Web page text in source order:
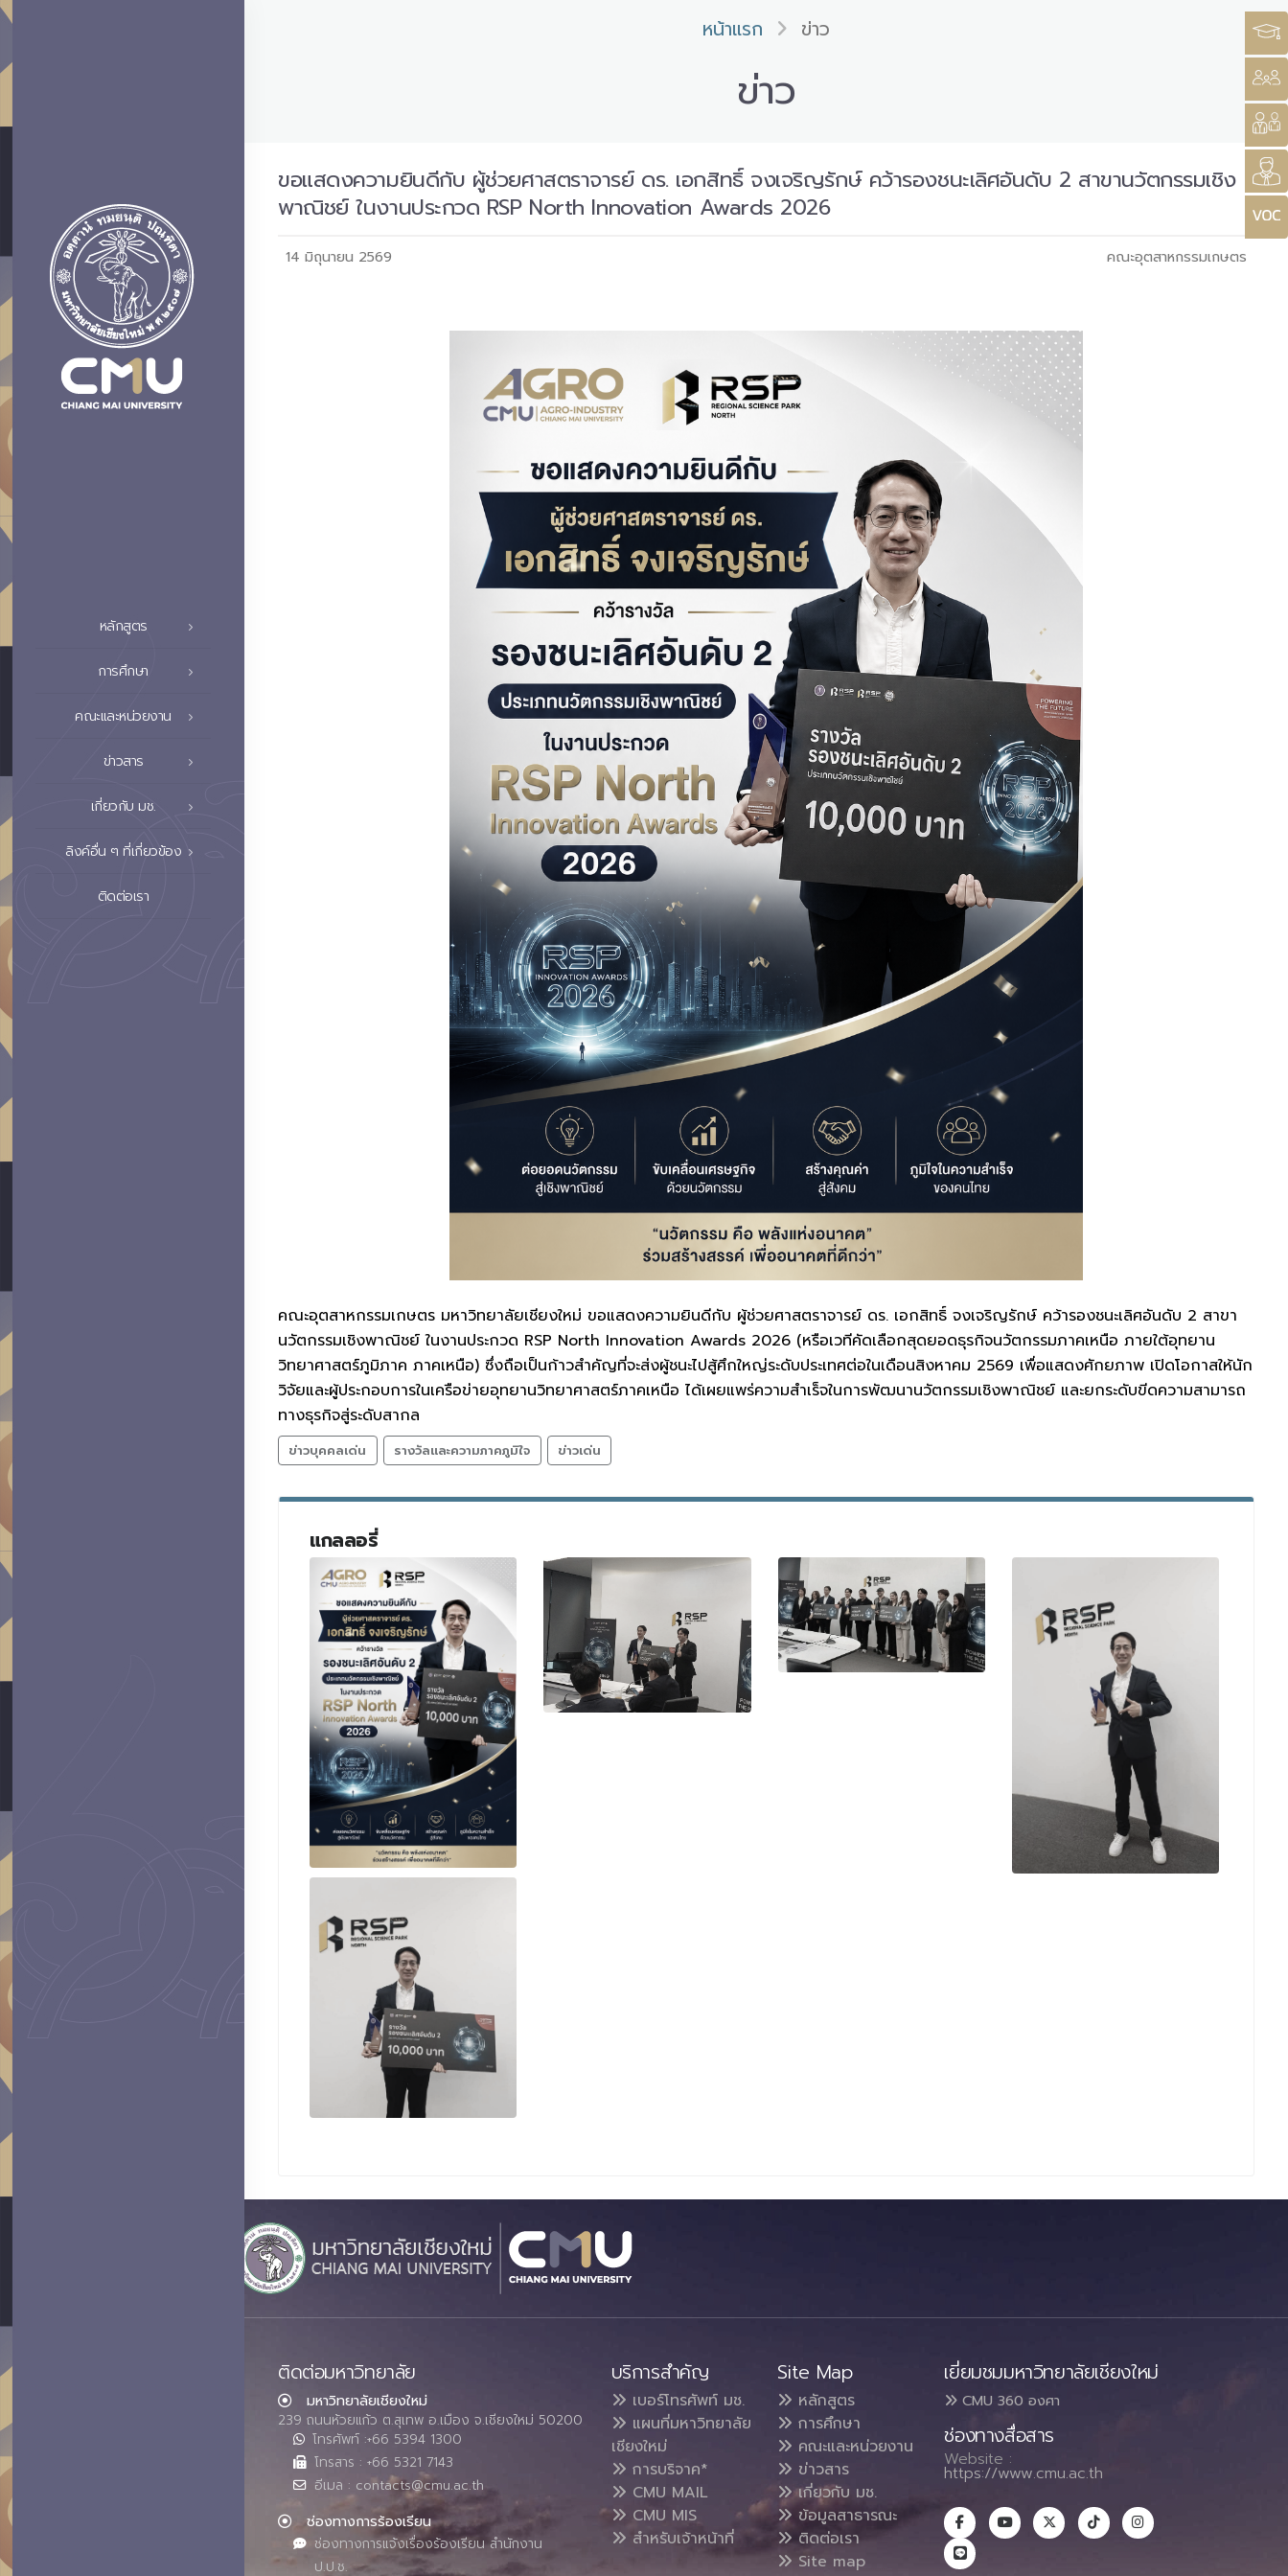
หลักสูตร
การศึกษา
คณะและหน่วยงาน
ข่าวสาร
เกี่ยวกับ มช.
ลิงค์อื่น ๆ ที่เกี่ยวข้อง
ติดต่อเรา
หน้าแรก ข่าว
ข่าว
ขอแสดงความยินดีกับ ผู้ช่วยศาสตราจารย์ ดร. เอกสิทธิ์ จงเจริญรักษ์ คว้ารองชนะเลิศอันดับ 2 สาขานวัตกรรมเชิง
พาณิชย์ ในงานประกวด RSP North Innovation Awards 2026
14 มิถุนายน 2569 คณะอุตสาหกรรมเกษตร
คณะอุตสาหกรรมเกษตร มหาวิทยาลัยเชียงใหม่ ขอแสดงความยินดีกับ ผู้ช่วยศาสตราจารย์ ดร. เอกสิทธิ์ จงเจริญรักษ์ คว้ารองชนะเลิศอันดับ 2 สาขา
นวัตกรรมเชิงพาณิชย์ ในงานประกวด RSP North Innovation Awards 2026 (หรือเวทีคัดเลือกสุดยอดธุรกิจนวัตกรรมภาคเหนือ ภายใต้อุทยาน
วิทยาศาสตร์ภูมิภาค ภาคเหนือ) ซึ่งถือเป็นก้าวสำคัญที่จะส่งผู้ชนะไปสู้ศึกใหญ่ระดับประเทศต่อในเดือนสิงหาคม 2569 เพื่อแสดงศักยภาพ เปิดโอกาสให้นัก
วิจัยและผู้ประกอบการในเครือข่ายอุทยานวิทยาศาสตร์ภาคเหนือ ได้เผยแพร่ความสำเร็จในการพัฒนานวัตกรรมเชิงพาณิชย์ และยกระดับขีดความสามารถ
ทางธุรกิจสู่ระดับสากล
ข่าวบุคคลเด่น รางวัลและความภาคภูมิใจ ข่าวเด่น
แกลลอรี่
ติดต่อมหาวิทยาลัย
มหาวิทยาลัยเชียงใหม่
239 ถนนห้วยแก้ว ต.สุเทพ อ.เมือง จ.เชียงใหม่ 50200
โทรศัพท์ :+66 5394 1300
โทรสาร : +66 5321 7143
อีเมล : contacts@cmu.ac.th
ช่องทางการร้องเรียน
ช่องทางการแจ้งเรื่องร้องเรียน สำนักงาน
ป.ป.ช.
บริการสำคัญ
เบอร์โทรศัพท์ มช.
แผนที่มหาวิทยาลัย
เชียงใหม่
การบริจาค*
CMU MAIL
CMU MIS
สำหรับเจ้าหน้าที่
Site Map
หลักสูตร
การศึกษา
คณะและหน่วยงาน
ข่าวสาร
เกี่ยวกับ มช.
ข้อมูลสาธารณะ
ติดต่อเรา
Site map
เยี่ยมชมมหาวิทยาลัยเชียงใหม่
CMU 360 องศา
ช่องทางสื่อสาร
Website :
https://www.cmu.ac.th